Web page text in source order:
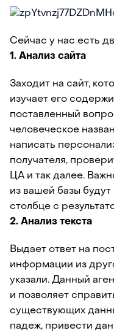
Сейчас у нас есть
1. Анализ сайта
Заходит на сайт,
изучает его
поставленный
человеческое
написать
получателя,
ЦА и так далее.
из вашей базы
столбце с
2. Анализ текста
Выдает ответ на
информации из
указали. Данный
и позволяет
существующих
падеж, привести